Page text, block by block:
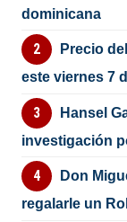
dominicana
Precio
este viernes 7
Hansel
investigación
Don
regalarle un